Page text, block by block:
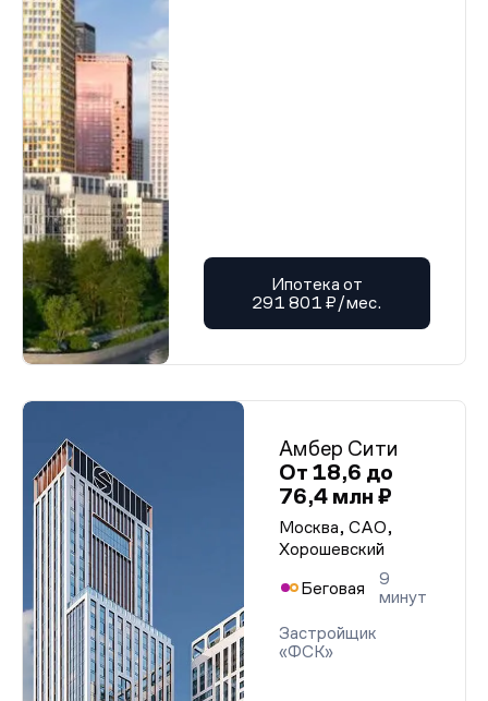
Ипотека от
291 801 ₽/мес.
Амбер Сити
От 18,6 до
76,4 млн ₽
Москва, САО,
Хорошевский
Беговая
9
минут
Застройщик
«ФСК»